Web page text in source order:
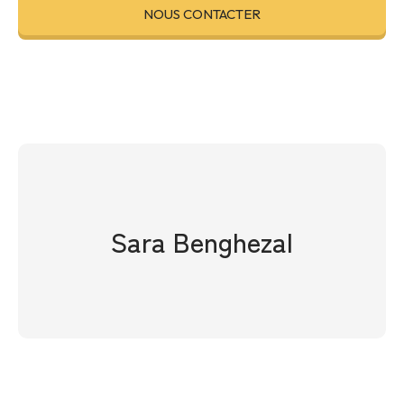
NOUS CONTACTER
Sara Benghezal